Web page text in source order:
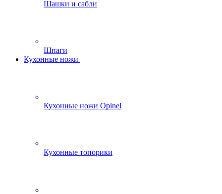
Шашки и сабли
Шпаги
Кухонные ножи
Кухонные ножи Opinel
Кухонные топорики